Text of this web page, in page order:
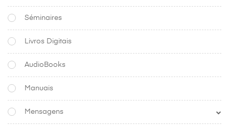
Séminaires
Livros Digitais
AudioBooks
Manuais
Mensagens